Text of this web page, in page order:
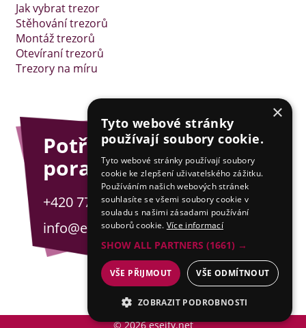
Jak vybrat trezor
Stěhování trezorů
Montáž trezorů
Otevíraní trezorů
Trezory na míru
Potřebujete
poradit?
+420 775 201 001
info@esejfy.net
© 2026 esejfy.net
×
Tyto webové stránky
používají soubory cookie.
Tyto webové stránky používají soubory
cookie ke zlepšení uživatelského zážitku.
Používáním našich webových stránek
souhlasíte se všemi soubory cookie v
souladu s našimi zásadami používání
souborů cookie. Více informací
SHOW ALL PARTNERS (1661) →
VŠE PŘIJMOUT VŠE ODMÍTNOUT
ZOBRAZIT PODROBNOSTI